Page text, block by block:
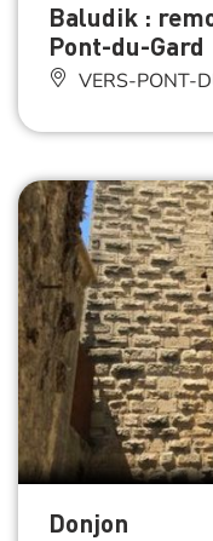
Baludik :
Pont-du-Gard
VERS-PONT-
Donjon